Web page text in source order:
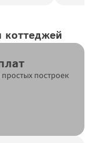
построек